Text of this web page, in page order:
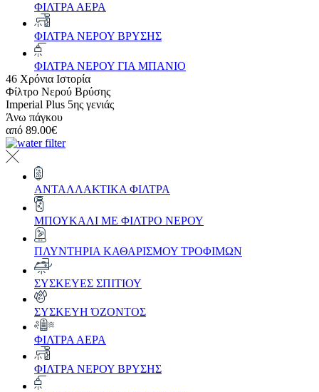
ΦΙΛΤΡΑ ΑΕΡΑ
ΦΙΛΤΡΑ ΝΕΡΟΥ ΒΡΥΣΗΣ
ΦΙΛΤΡΑ ΝΕΡΟΥ ΓΙΑ ΜΠΑΝΙΟ
46 Χρόνια Ιστορία
Φίλτρο Νερού Βρύσης
Imperial Plus 5ης γενιάς
Άνω πάγκου
από 89.00€
ΑΝΤΑΛΛΑΚΤΙΚΑ ΦΙΛΤΡΑ
ΜΠΟΥΚΑΛΙ ΜΕ ΦΙΛΤΡΟ ΝΕΡΟΥ
ΠΛΥΝΤΗΡΙΑ ΚΑΘΑΡΙΣΜΟΥ ΤΡΟΦΙΜΩΝ
ΣΥΣΚΕΥΕΣ ΣΠΙΤΙΟΥ
ΣΥΣΚΕΥΗ ΌΖΟΝΤΟΣ
ΦΙΛΤΡΑ ΑΕΡΑ
ΦΙΛΤΡΑ ΝΕΡΟΥ ΒΡΥΣΗΣ